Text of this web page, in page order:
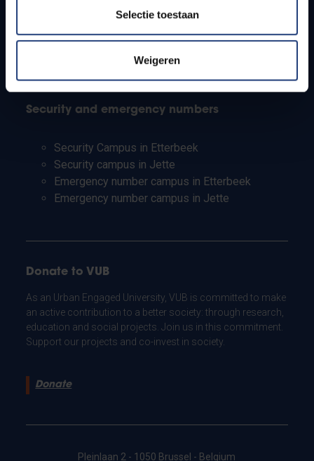
Selectie toestaan
Weigeren
PhD students
Teachers and secondary schools
Working students
Security and emergency numbers
Security Campus in Etterbeek
Security campus in Jette
Emergency number campus in Etterbeek
Emergency number campus in Jette
Donate to VUB
As an Urban Engaged University, VUB is committed to make
an active contribution to a better society: through research,
education and social projects. Join us in this commitment.
Support our projects and co-invest in society.
Donate
Pleinlaan 2 - 1050 Brussel - Belgium